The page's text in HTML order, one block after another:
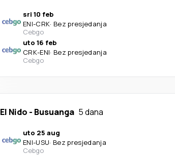
sri 10 feb
ENI-CRK· Bez presjedanja
Cebgo
uto 16 feb
CRK-ENI· Bez presjedanja
Cebgo
El Nido - Busuanga 5 dana
uto 25 aug
ENI-USU· Bez presjedanja
Cebgo